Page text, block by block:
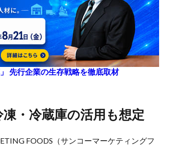
先行企業の生存戦略を徹底取材
凍・冷蔵庫の活用も想定
FOODS（サンコーマーケティングフ